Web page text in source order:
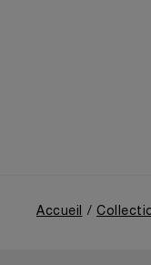
Accueil